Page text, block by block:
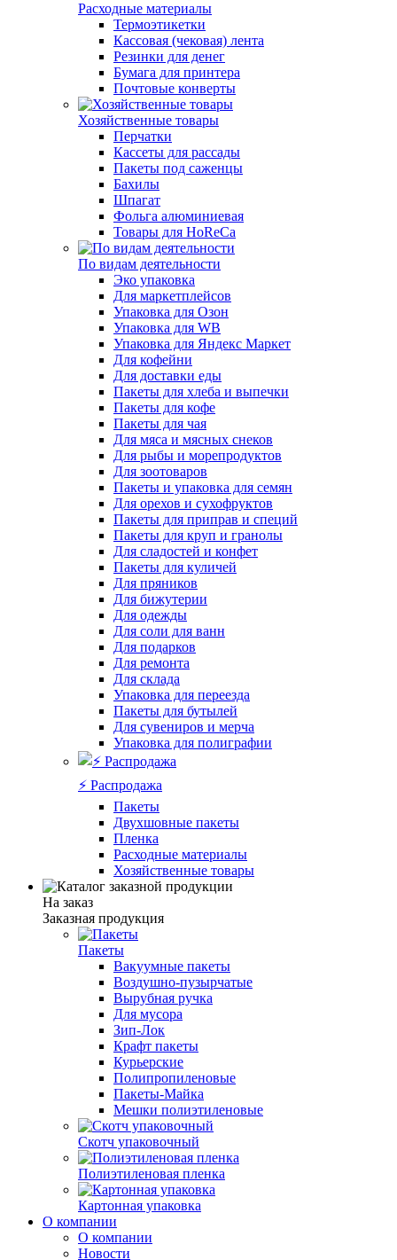
Расходные материалы
Термоэтикетки
Кассовая (чековая) лента
Резинки для денег
Бумага для принтера
Почтовые конверты
Хозяйственные товары
Перчатки
Кассеты для рассады
Пакеты под саженцы
Бахилы
Шпагат
Фольга алюминиевая
Товары для HoReCa
По видам деятельности
Эко упаковка
Для маркетплейсов
Упаковка для Озон
Упаковка для WB
Упаковка для Яндекс Маркет
Для кофейни
Для доставки еды
Пакеты для хлеба и выпечки
Пакеты для кофе
Пакеты для чая
Для мяса и мясных снеков
Для рыбы и морепродуктов
Для зоотоваров
Пакеты и упаковка для семян
Для орехов и сухофруктов
Пакеты для приправ и специй
Пакеты для круп и гранолы
Для сладостей и конфет
Пакеты для куличей
Для пряников
Для бижутерии
Для одежды
Для соли для ванн
Для подарков
Для ремонта
Для склада
Упаковка для переезда
Пакеты для бутылей
Для сувениров и мерча
Упаковка для полиграфии
⚡️ Распродажа
Пакеты
Двухшовные пакеты
Пленка
Расходные материалы
Хозяйственные товары
На заказ
Заказная продукция
Пакеты
Вакуумные пакеты
Воздушно-пузырчатые
Вырубная ручка
Для мусора
Зип-Лок
Крафт пакеты
Курьерские
Полипропиленовые
Пакеты-Майка
Мешки полиэтиленовые
Скотч упаковочный
Полиэтиленовая пленка
Картонная упаковка
О компании
О компании
Новости